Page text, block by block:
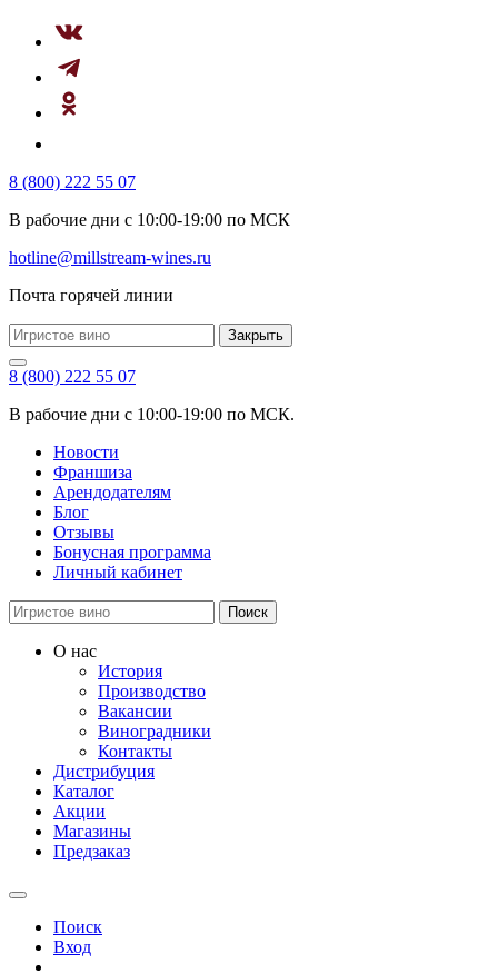
8 (800) 222 55 07
В рабочие дни с 10:00-19:00 по МСК
hotline@millstream-wines.ru
Почта горячей линии
Закрыть
8 (800) 222 55 07
В рабочие дни с 10:00-19:00 по МСК.
Новости
Франшиза
Арендодателям
Блог
Отзывы
Бонусная программа
Личный кабинет
Поиск
О нас
История
Производство
Вакансии
Виноградники
Контакты
Дистрибуция
Каталог
Акции
Магазины
Предзаказ
Поиск
Вход